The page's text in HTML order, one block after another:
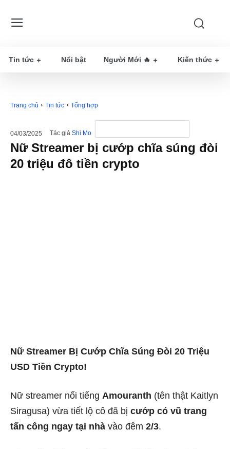
Tin tức Nổi bật Người Mới 🔥 Kiến thức
Trang chủ Tin tức Tổng hợp
04/03/2025 Tác giả Shi Mo
Nữ Streamer bị cướp chĩa súng đòi
20 triệu đô tiền crypto
Nữ Streamer Bị Cướp Chĩa Súng Đòi 20 Triệu
USD Tiền Crypto!
Nữ streamer nổi tiếng Amouranth (tên thật Kaitlyn
Siragusa) vừa tiết lộ cô đã bị cướp có vũ trang
tấn công ngay tại nhà vào đêm 2/3.